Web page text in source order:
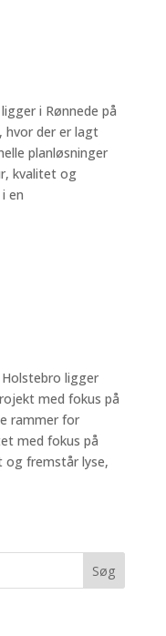
i Rønnede på
der er lagt
planløsninger
kvalitet og
en
ligger
med fokus på
rammer for
med fokus på
fremstår lyse,